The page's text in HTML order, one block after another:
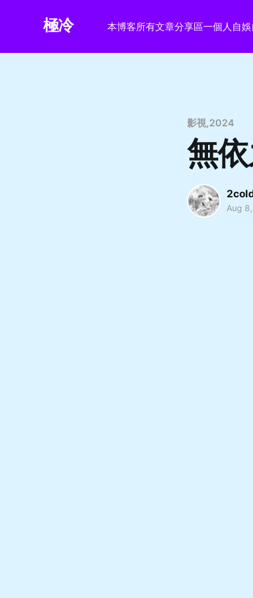
極冷 本博客所有文章分享區一個人自
影視,2024
無
Aug